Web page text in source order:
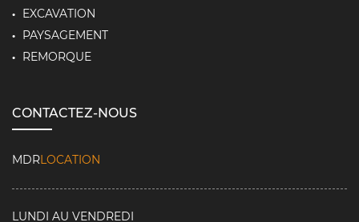
EXCAVATION
PAYSAGEMENT
REMORQUE
CONTACTEZ-NOUS
MDRLOCATION
LUNDI AU VENDREDI